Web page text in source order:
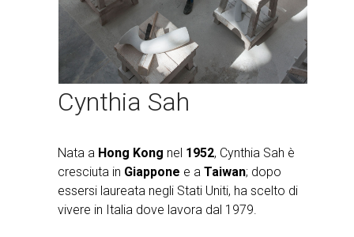
Cynthia Sah
Nata a Hong Kong nel 1952, Cynthia Sah è
cresciuta in Giappone e aTaiwan; dopo
essersi laureata negli Stati Uniti, ha scelto di
vivere in Italia dove lavora dal 1979.